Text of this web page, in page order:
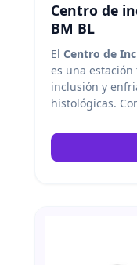
Centro de
BM BL
El Centro de
es una estación
inclusión y
histológicas.
y módulos
procesamiento